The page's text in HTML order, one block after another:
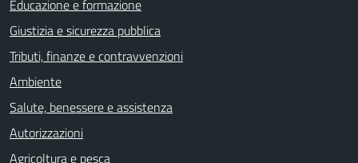
Educazione e formazione
Giustizia e sicurezza pubblica
Tributi, finanze e contravvenzioni
Ambiente
Salute, benessere e assistenza
Autorizzazioni
Agricoltura e pesca